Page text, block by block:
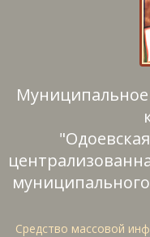
Средство массовой